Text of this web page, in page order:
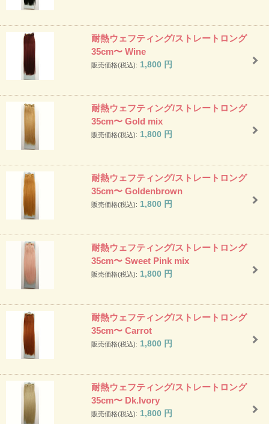
耐熱ウェフティング/ストレートロング
35cm〜 Wine
販売価格(税込): 1,800 円
耐熱ウェフティング/ストレートロング
35cm〜 Gold mix
販売価格(税込): 1,800 円
耐熱ウェフティング/ストレートロング
35cm〜 Goldenbrown
販売価格(税込): 1,800 円
耐熱ウェフティング/ストレートロング
35cm〜 Sweet Pink mix
販売価格(税込): 1,800 円
耐熱ウェフティング/ストレートロング
35cm〜 Carrot
販売価格(税込): 1,800 円
耐熱ウェフティング/ストレートロング
35cm〜 Dk.Ivory
販売価格(税込): 1,800 円